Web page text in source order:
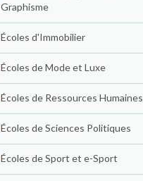
Graphisme
Écoles d'Immobilier
Écoles de Mode et Luxe
Écoles de Ressources Humaines
Écoles de Sciences Politiques
Écoles de Sport et e-Sport